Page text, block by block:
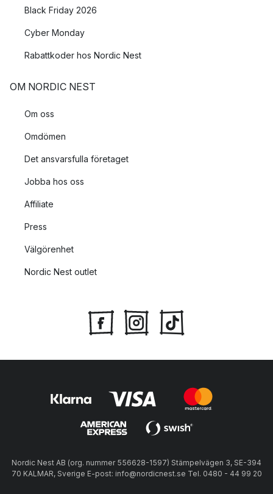
Black Friday 2026
Cyber Monday
Rabattkoder hos Nordic Nest
OM NORDIC NEST
Om oss
Omdömen
Det ansvarsfulla företaget
Jobba hos oss
Affiliate
Press
Välgörenhet
Nordic Nest outlet
Nordic Nest AB (org. nummer 556628-1597) Stämpelvägen 3, SE-394
70 KALMAR, Sverige E-post: info@nordicnest.se Tel. 0480 - 44 99 20